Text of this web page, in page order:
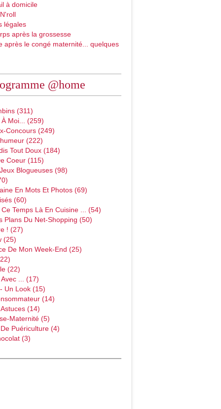
à domicile
légales
après la grossesse
après le congé maternité... quelques
@home
(311)
À Moi... (259)
Concours (249)
(222)
Tout Doux (184)
Coeur (115)
Blogueuses (98)
En Mots Et Photos (69)
(60)
Temps Là En Cuisine ... (54)
Plans Du Net-Shopping (50)
! (27)
(25)
De Mon Week-End (25)
(22)
... (17)
Un Look (15)
(14)
(14)
Maternité (5)
Puériculture (4)
(3)